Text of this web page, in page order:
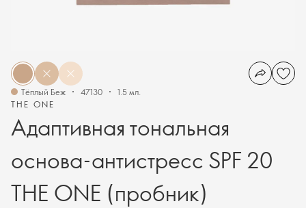
THE ONE
Адаптивная тональная
основа-антистресс SPF 20
THE ONE (пробник)
Тёплый Беж 47130 1.5 мл.